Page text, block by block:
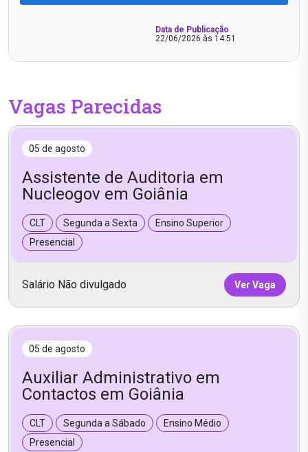
Data de Publicação
22/06/2026 às 14:51
Vagas Parecidas
05 de agosto
Assistente de Auditoria em
Nucleogov em Goiânia
CLT Segunda a Sexta
Ensino Superior
Presencial
Salário Não divulgado Ver Vaga
05 de agosto
Auxiliar Administrativo em
Contactos em Goiânia
CLT Segunda a Sábado
Ensino Médio
Presencial